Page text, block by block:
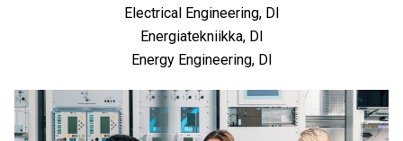
Electrical Engineering, DI
Energiatekniikka, DI
Energy Engineering, DI